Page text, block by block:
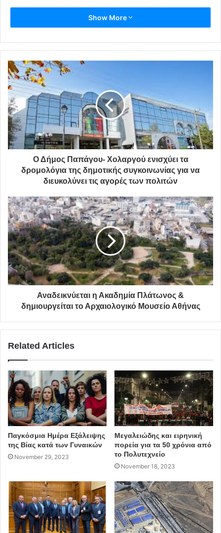
Επιστημονικός Σύμβουλος Δημοτικών Πολυϊατρείων
Παπάγου – Χολαργού, Μέλος της ομάδας εργασίας του
αντιμετώπιση των αρνητικών συνεπειών της πανδημίας»
Η ομιλία θα πραγματοποιηθεί μέσω της πλατφόρμας e-
presence.gov.gr (zoom Client for meetings).
Δηλώσεις συμμετοχής στο email:info@dpapxol.gov.gr.
υγεία Δήμος Παπάγου - Χολαργού
διαδικτυακή ομιλία
εμβολιασμός Covid-19
Show More
Ο Δήμος Παπάγου- Χολαργού ενισχύει τα
δρομολόγια της δημοτικής συγκοινωνίας για να
διευκολύνει τις αγορές των πολιτών
Αναδεικνύεται η Ακαδημία Πλάτωνος &
δημιουργείται το Αρχαιολογικό Μουσείο Αθήνας
Related Articles
Παγκόσμια Ημέρα Εξάλειψης
της Βίας κατά των Γυναικών
November 29, 2023
Μεγαλειώδης και ειρηνική
πορεία για τα 50 χρόνια από
το Πολυτεχνείο
November 18, 2023